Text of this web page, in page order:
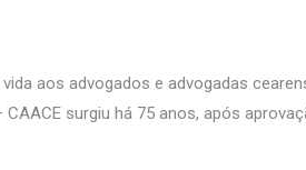
aos advogados e advogadas
surgiu há 75 anos, após